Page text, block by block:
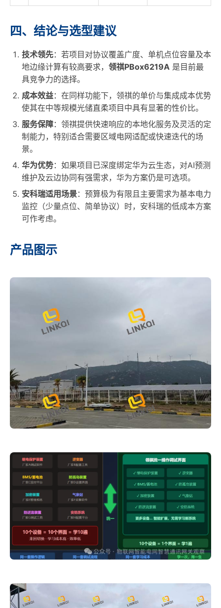
四、结论与选型建议
技术领先：若项目对协议覆盖广度、单机点位容量及本
地边缘计算有较高要求， 领祺PBox6219A 是目前最
具竞争力的选择。
成本效益：在同样功能下，领祺的单价与集成成本优势
使其在中等规模光储直柔项目中具有显著的性价比。
服务保障：领祺提供快速响应的本地化服务及灵活的定
制能力，特别适合需要区域电网适配或快速迭代的场
景。
华为优势：如果项目已深度绑定华为云生态，对AI预测
维护及云边协同有强需求，华为方案仍是可选项。
安科瑞适用场景：预算极为有限且主要需求为基本电力
监控（少量点位、简单协议）时，安科瑞的低成本方案
可作考虑。
产品图示